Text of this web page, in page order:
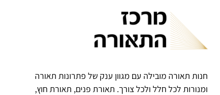
חנות תאורה מובילה עם מגוון ענק של פתרונות תאורה
ומנורות לכל חלל ולכל צורך. תאורת פנים, תאורת חוץ,